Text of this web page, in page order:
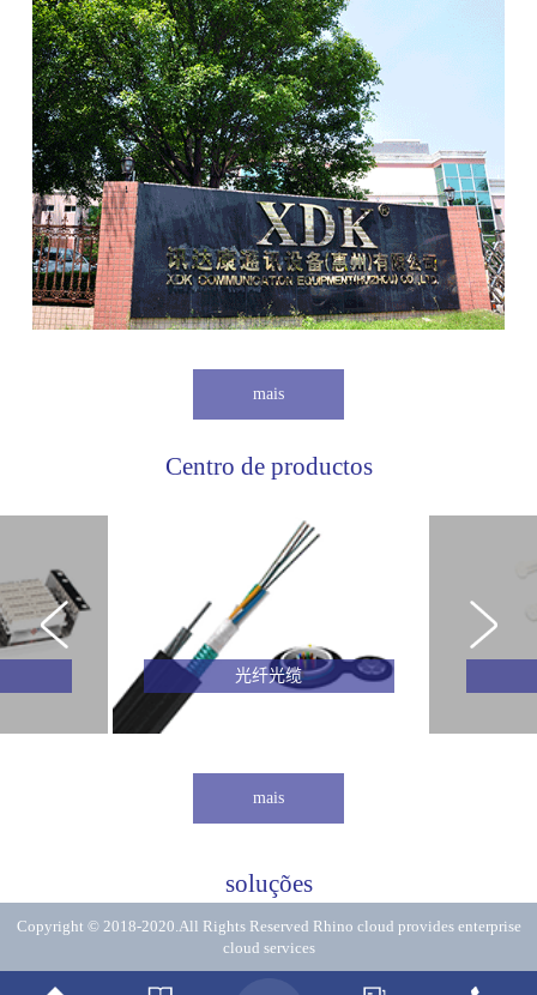
mais
Centro de productos
光纤光缆
mais
soluções
Copyright © 2018-2020.All Rights Reserved Rhino cloud provides enterprise
cloud services